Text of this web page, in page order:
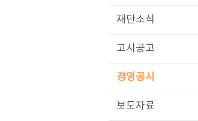
재단소식
고시공고
경영공시
보도자료